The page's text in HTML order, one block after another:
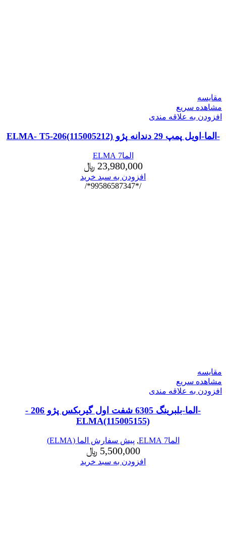
مقایسه
مشاهده سریع
افزودن به علاقه مندی
-الما-اویل پمپ 29 دندانه پژو ELMA- T5-206(115005212)
الما7 ELMA
23,980,000 ﷼
افزودن به سبد خرید
/*99586587347*/
مقایسه
مشاهده سریع
افزودن به علاقه مندی
-الما-بلبرینگ 6305 شفت اول گیربکس پژو 206 -
ELMA(115005155)
الما7 ELMA , پیش سفارش الما (ELMA)
5,500,000 ﷼
افزودن به سبد خرید